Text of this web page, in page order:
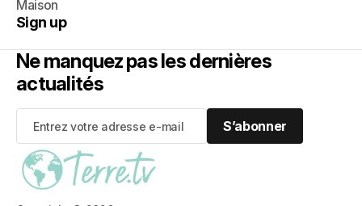
Maison
Sign up
Ne manquez pas les dernières
actualités
S’abonner
S’abonner